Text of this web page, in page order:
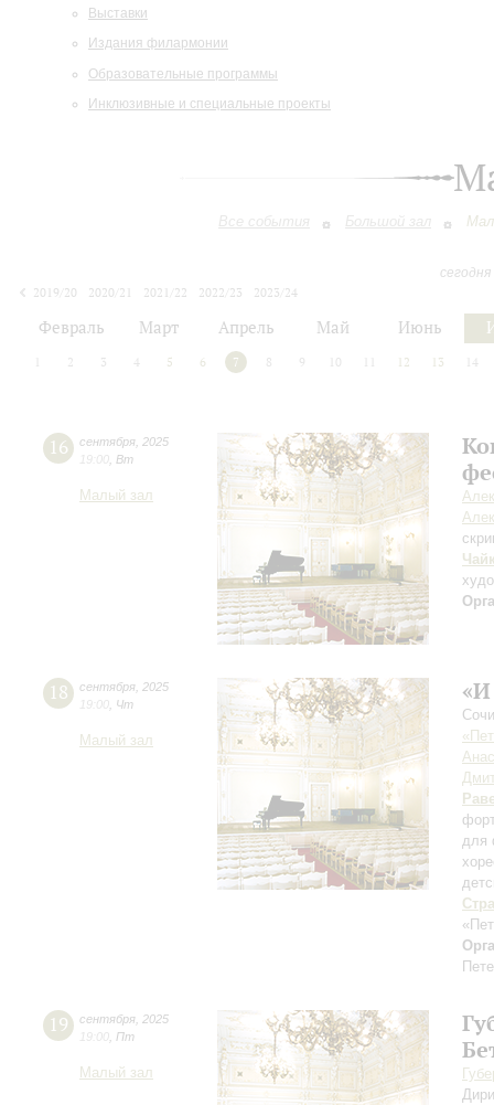
Выставки
Издания филармонии
Образовательные программы
Инклюзивные и специальные проекты
Все события Большой зал
2019/20
2020/21 2021/22 2022/23
2023/24
Февраль Март Апрель Май Июнь
2 3 4 5 6 7 8 9 10 12 13 14
16 сентября 2025
19:00 Вт
Малый зал
18 сентября 2025
19:00 Чт
Малый зал
«И
для
19 сентября 2025
19:00 Пт
Малый зал